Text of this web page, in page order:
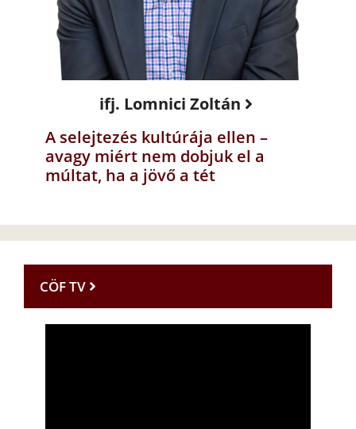
ifj. Lomnici Zoltán
A selejtezés kultúrája ellen –
avagy miért nem dobjuk el a
múltat, ha a jövő a tét
CÖF TV